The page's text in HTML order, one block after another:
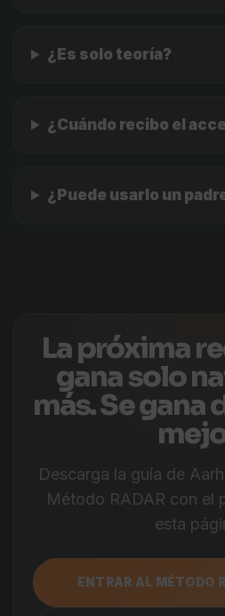
¿Es solo teoría?
¿Cuándo recibo el
¿Puede usarlo un
La próxima
gana solo
más. Se
Descarga la guía de
Método RADAR con el
esta
ENTRAR AL MÉTODO